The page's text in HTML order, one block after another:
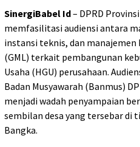
SinergiBabel Id– DPRD
memfasilitasi audiensi antara
instansi teknis, dan manajemen
(GML) terkait pembangunan
Usaha (HGU) perusahaan.
Badan Musyawarah (Banmus)
menjadi wadah penyampaian
sembilan desa yang tersebar di
Bangka.